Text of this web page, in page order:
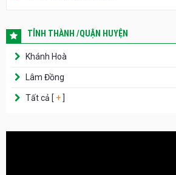
TỈNH THÀNH /QUẬN HUYỆN
Khánh Hoà
Lâm Đồng
Tất cả [ + ]